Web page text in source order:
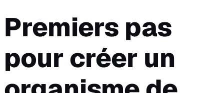
Premiers pas
pour créer un